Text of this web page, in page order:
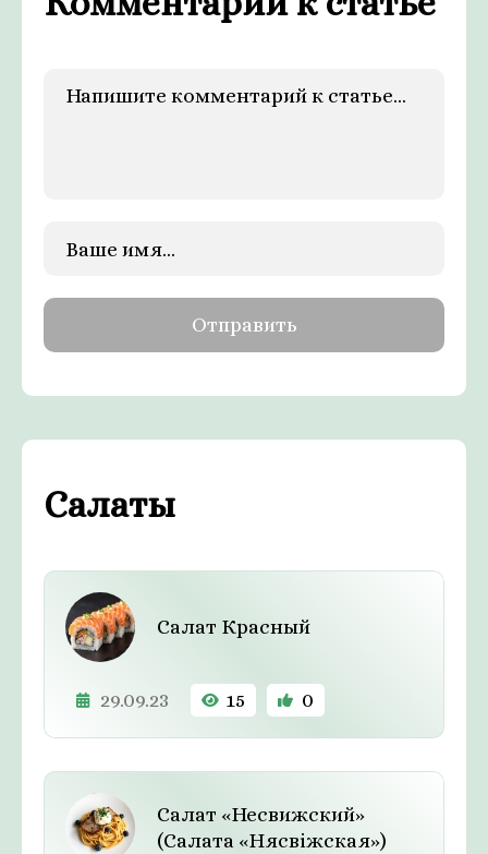
Салаты
Салат Красный
29.09.23 15 0
Салат «Несвижский»
(Салата «Нясвiжская»)